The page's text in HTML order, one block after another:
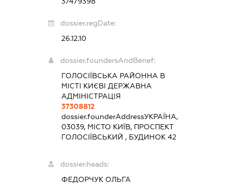
dossier.regDate:
26.12.10
dossier.foundersAndBenef:
ГОЛОСІЇВСЬКА РАЙОННА В
МІСТІ КИЄВІ ДЕРЖАВНА
АДМІНІСТРАЦІЯ
37308812
dossier.founderAddressУКРАЇНА,
03039, МІСТО КИЇВ, ПРОСПЕКТ
ГОЛОСІЇВСЬКИЙ , БУДИНОК 42
dossier.heads:
ФЕДОРЧУК ОЛЬГА